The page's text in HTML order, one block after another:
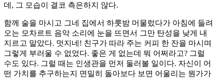
데, 그 모습이 결코 측은하지 않다.
함께 술을 마시고 그네 집에서 하룻밤 머물렀다가 아침에 들려
오는 모차르트 음악 소리에 눈을 뜨면서 그만 탄성을 낮게 내
지르고 말았다. 멋지네! 친구가 따라 주는 커피 한 잔을 마시며
그렇게 부러울 수 없었다. 좋은 게 없는데 뭐 어쩌라고? 그럴
수도 있다. 그럴 때는 인생관을 먼저 둘러볼 일이다. 자신이 어
떤 가치를 추구하는지 면밀히 돌아보다 보면 어울리는 뭔가가